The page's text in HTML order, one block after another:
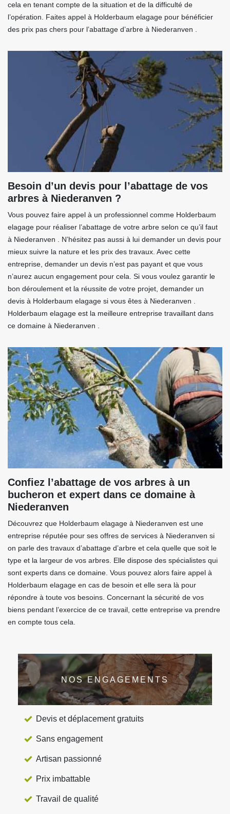
cela en tenant compte de la situation et de la difficulté de
l’opération. Faites appel à Holderbaum elagage pour bénéficier
des prix pas chers pour l’abattage d’arbre à Niederanven .
Besoin d’un devis pour l’abattage de vos
arbres à Niederanven ?
Vous pouvez faire appel à un professionnel comme Holderbaum
elagage pour réaliser l’abattage de votre arbre selon ce qu’il faut
à Niederanven . N’hésitez pas aussi à lui demander un devis pour
mieux suivre la nature et les prix des travaux. Avec cette
entreprise, demander un devis n’est pas payant et que vous
n’aurez aucun engagement pour cela. Si vous voulez garantir le
bon déroulement et la réussite de votre projet, demander un
devis à Holderbaum elagage si vous êtes à Niederanven .
Holderbaum elagage est la meilleure entreprise travaillant dans
ce domaine à Niederanven .
Confiez l’abattage de vos arbres à un
bucheron et expert dans ce domaine à
Niederanven
Découvrez que Holderbaum elagage à Niederanven est une
entreprise réputée pour ses offres de services à Niederanven si
on parle des travaux d’abattage d’arbre et cela quelle que soit le
type et la largeur de vos arbres. Elle dispose des spécialistes qui
sont experts dans ce domaine. Vous pouvez alors faire appel à
Holderbaum elagage en cas de besoin et elle sera là pour
répondre à toute vos besoins. Concernant la sécurité de vos
biens pendant l’exercice de ce travail, cette entreprise va prendre
en compte tous cela.
NOS ENGAGEMENTS
Devis et déplacement gratuits
Sans engagement
Artisan passionné
Prix imbattable
Travail de qualité